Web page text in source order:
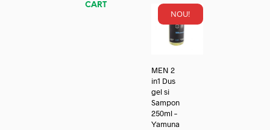
CART
NOU!
MEN 2
in1 Dus
gel si
Sampon
250ml –
Yamuna